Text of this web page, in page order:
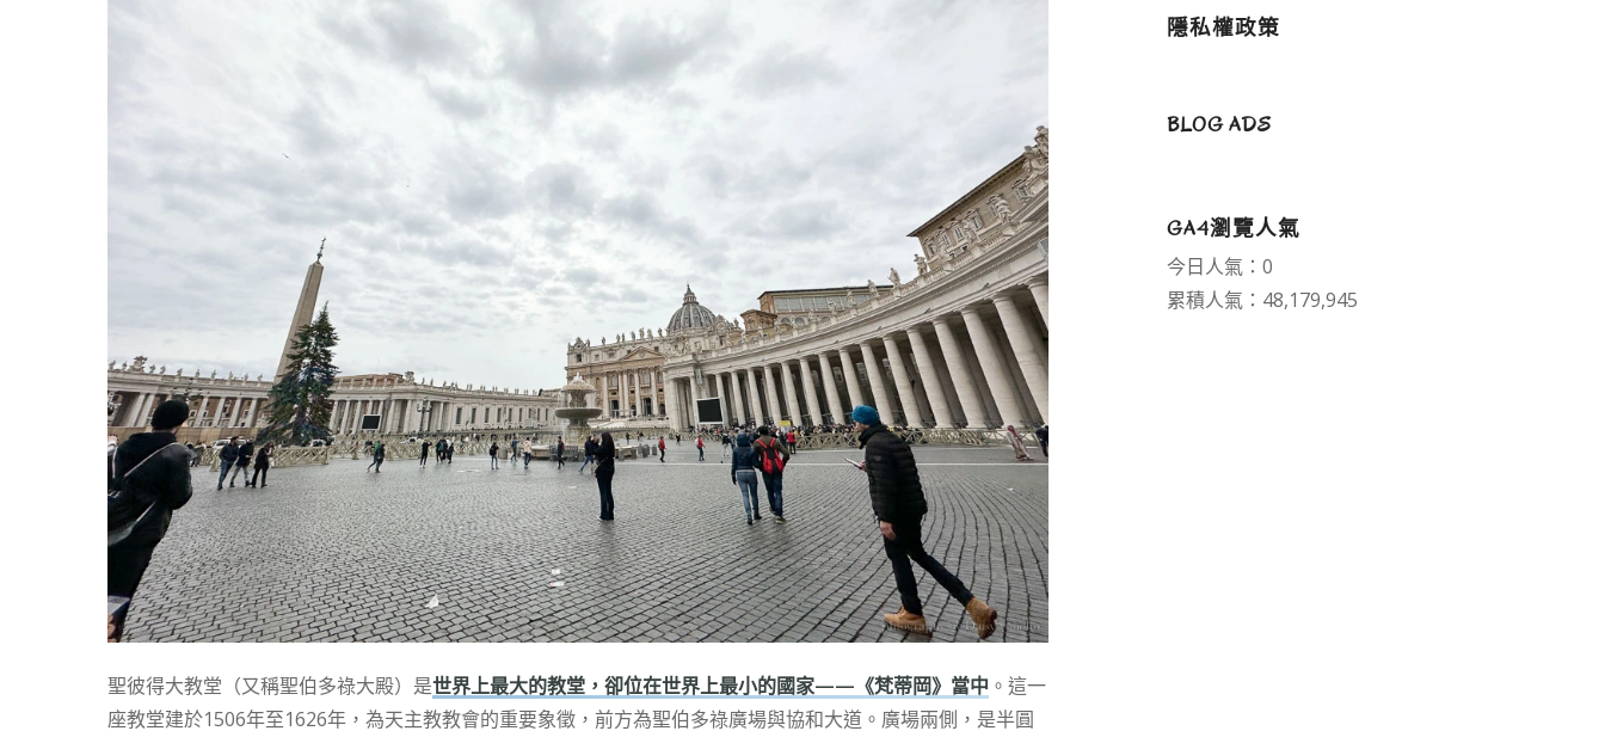
聖彼得大教堂（又稱聖伯多祿大殿）是世界上最大的教堂，卻位在世界上最小的國家——《梵蒂岡》當中 。這一
座教堂建於1506年至1626年，為天主教教會的重要象徵，前方為聖伯多祿廣場與協和大道。廣場兩側，是半圓
隱私權政策
BLOG ADS
GA4瀏覽人氣
今日人氣：0
累積人氣：48,179,945